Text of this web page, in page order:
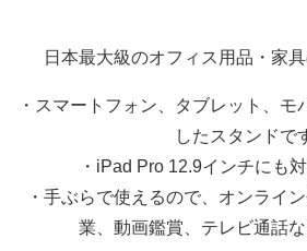
日本最大級のオフィス用品・家
・スマートフォン、タブレット、モ
したスタンドで
・iPad Pro 12.9インチにも
・手ぶらで使えるので、オンライ
業、動画鑑賞、テレビ通話